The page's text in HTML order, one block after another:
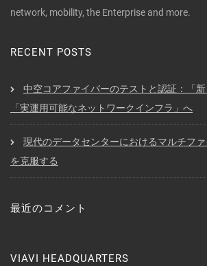
network, mobility, the Enterprise and more.
RECENT POSTS
中空コアファイバーのテストと認証：「
「実運用可能なネットワークインフラ」へ
現代のデータセンターにおけるマルチフ
を克服する
最近のコメント
VIAVI HEADQUARTERS